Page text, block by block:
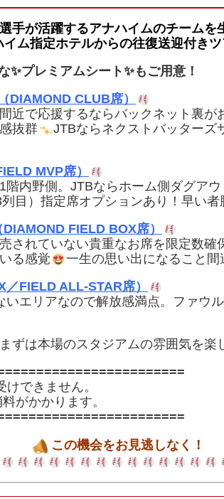
手が活躍するアナハイムのチームを
ム指定ホテルからの往復送迎付きツ
✨プレミアムシート✨もご用意！
DIAMOND CLUB席）
近で応援するならバックネット裏が
抜群
JTBならネクストバッターズ
MVP席）
階内野側。JTBならホーム側ダグア
目）指定席オプションあり！早い者
FIELD BOX席）
されていない貴重なお席を限定数確
る感覚
一生の思い出になること間
FIELD ALL-STAR席）
いエリアなので解放感満点。ファウ
ずは本場のスタジアムの雰囲気を楽
できません。
がかかります。
この機会をお見逃しなく！